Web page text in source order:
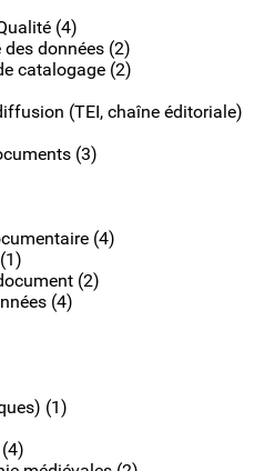
(4)
données (2)
catalogage (2)
(TEI, chaîne éditoriale)
(3)
(4)
(2)
(4)
(1)